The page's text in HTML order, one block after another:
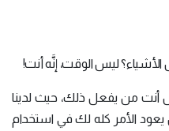
ليس الوقت، إنَّه أنت!
أنت من يفعل ذلك، حيث لدينا
الأمر كله لك في استخدام